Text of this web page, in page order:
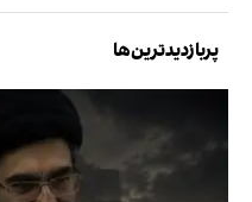
پربازدیدترین‌ها